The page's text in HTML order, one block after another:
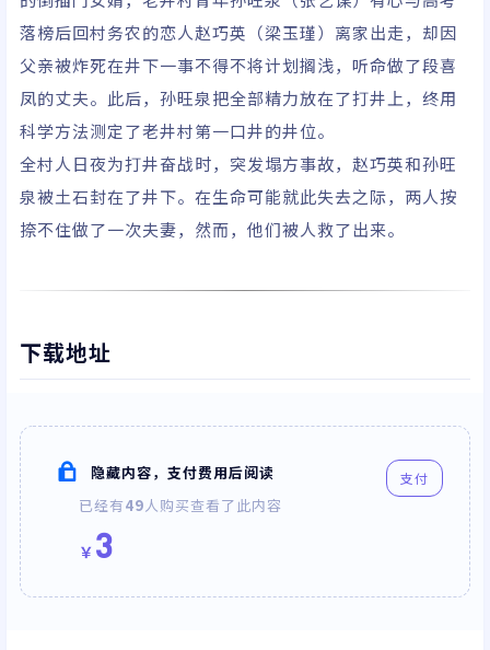
菁/詹小林
落榜后回村务农的恋人赵巧英（梁玉瑾）离家出走，却因
父亲被炸死在井下一事不得不将计划搁浅，听命做了段喜
凤的丈夫。此后，孙旺泉把全部精力放在了打井上，终用
科学方法测定了老井村第一口井的井位。
全村人日夜为打井奋战时，突发塌方事故，赵巧英和孙旺
泉被土石封在了井下。在生命可能就此失去之际，两人按
捺不住做了一次夫妻，然而，他们被人救了出来。
下载地址
隐藏内容，支付费用后阅读
已经有49人购买查看了此内容
￥ 3
支付